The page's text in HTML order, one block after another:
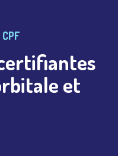
CPF
et